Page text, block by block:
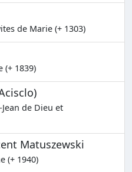
de Marie (+ 1303)
(+ 1839)
de Dieu et
Matuszewski
(+ 1940)